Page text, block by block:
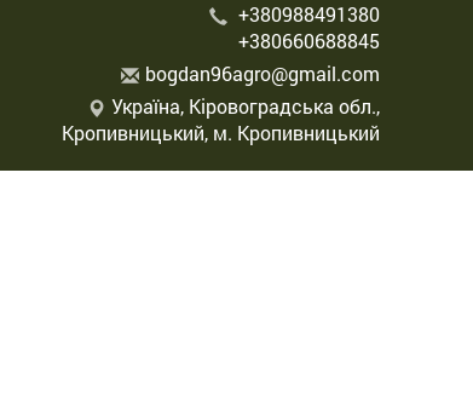
+380988491380
+380660688845
bogdan96agro@gmail.com
Україна, Кіровоградська обл.,
Кропивницький, м. Кропивницький